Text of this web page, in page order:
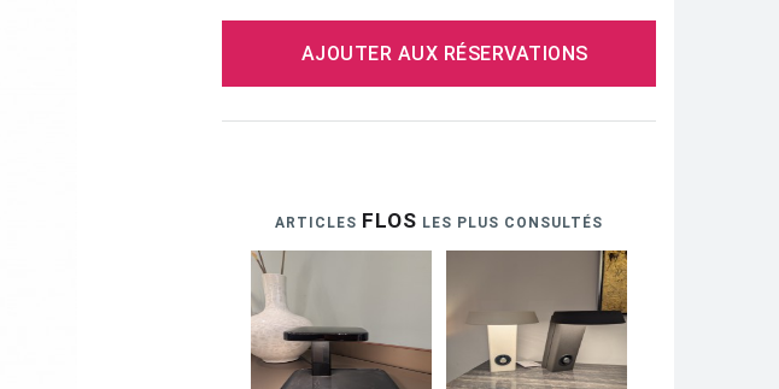
AJOUTER AUX RÉSERVATIONS
ARTICLES FLOS LES PLUS CONSULTÉS